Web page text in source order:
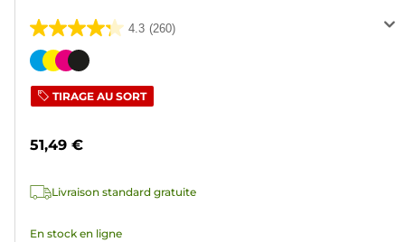
4.3 (260)
4.3
sur
étoiles.
avis
Cartouche
TIRAGE AU SORT
51,49 €
Livraison standard gratuite
En stock en ligne